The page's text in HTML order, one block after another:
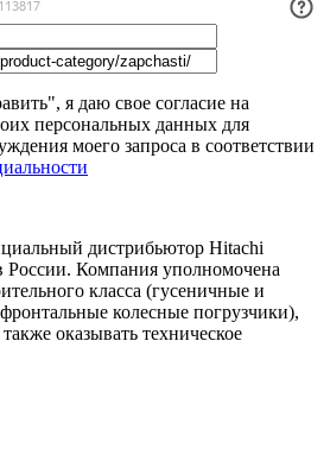
я даю свое согласие на
персональных данных для
моего запроса в соответствии
дистрибьютор Hitachi
России. Компания уполномочена
класса (гусеничные и
колесные погрузчики),
оказывать техническое